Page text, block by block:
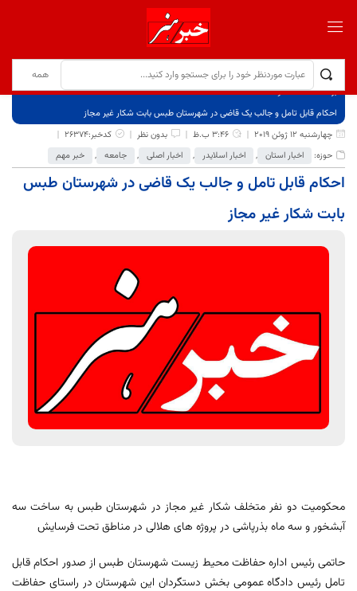
برگ نخست
نوشته‌ها
احکام قابل تامل و جالب یک قاضی در شهرستان طبس بابت شکار غیر مجاز
چهارشنبه 12 ژوئن 2019
3:46 ب.ظ بدون نظر
کدخبر:26374
حوزه:
اخبار استان , اخبار اسلایدر , اخبار اصلی , جامعه , خبر مهم
احکام قابل تامل و جالب یک قاضی در شهرستان طبس
بابت شکار غیر مجاز
محکومیت دو نفر متخلف شکار غیر مجاز در شهرستان طبس به ساخت سه
آبشخور و سه ماه بذرپاشی در پروژه های هلالی در مناطق تحت فرسایش
حاتمی رئیس اداره حفاظت محیط زیست شهرستان طبس از صدور احکام قابل
تامل رئیس دادگاه عمومی بخش دستگردان این شهرستان در راستای حفاظت